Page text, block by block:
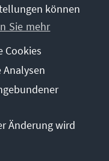
Barriere melden
können
Sie mehr
Cookies
Änderung wird